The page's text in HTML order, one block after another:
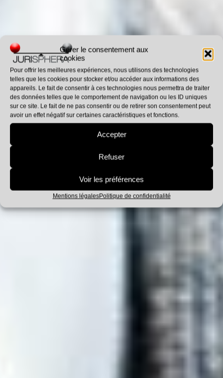
Gérer le consentement aux
cookies
Pour offrir les meilleures expériences, nous utilisons des technologies
telles que les cookies pour stocker et/ou accéder aux informations des
appareils. Le fait de consentir à ces technologies nous permettra de traiter
des données telles que le comportement de navigation ou les ID uniques
sur ce site. Le fait de ne pas consentir ou de retirer son consentement peut
avoir un effet négatif sur certaines caractéristiques et fonctions.
Accepter
Refuser
Voir les préférences
Mentions légalesPolitique de confidentialité
Le Pack
Entretiens